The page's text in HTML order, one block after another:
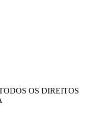
OS DIREITOS